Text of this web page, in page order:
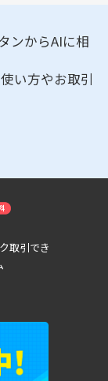
ンからAIに相
い方やお取引
取引でき